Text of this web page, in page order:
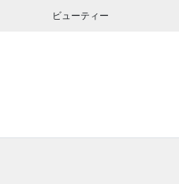
ビューティー